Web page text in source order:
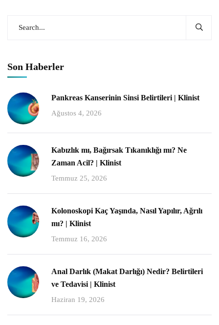
Son Haberler
Pankreas Kanserinin Sinsi Belirtileri | Klinist
Ağustos 4, 2026
Kabızlık mı, Bağırsak Tıkanıklığı mı? Ne
Zaman Acil? | Klinist
Temmuz 25, 2026
Kolonoskopi Kaç Yaşında, Nasıl Yapılır, Ağrılı
mı? | Klinist
Temmuz 16, 2026
Anal Darlık (Makat Darlığı) Nedir? Belirtileri
ve Tedavisi | Klinist
Haziran 19, 2026